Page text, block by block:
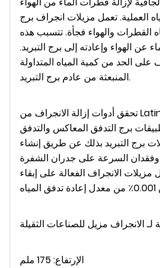
العملية. تعمل مزيلات انجراف برج
القطرات والهواء فجأة. تتسبب هذه
عن الهواء وإعادته إلى برج التبريد.
على الحد من كمية المياه المتداولة
المنبعثة من عادم برج التبريد.
تحقق أدوات إزالة الانجراف من Latino أقصى كفاءة لإزالة
برج التدفق المعاكس والتدفق
برج التبريد بذلك عن طريق إنشاء
السرعة على جدران الشفرة
مزيلات الانجراف الفعالة على إبقاء
لـالانجراف مزيل للصناعات الثقيلة
الإرتفاع: 175 ملم